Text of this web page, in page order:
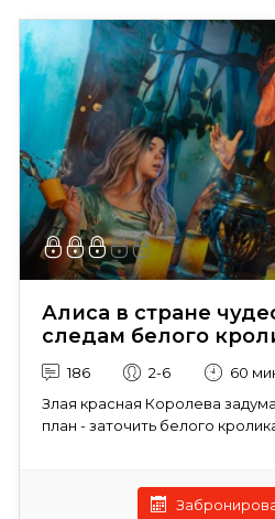
Алиса в стране
следам белого
186 2-6 60
Злая красная Королева
план - заточить белого кролика